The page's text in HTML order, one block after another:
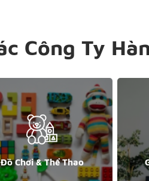
Công Ty
Đồ Chơi & Thể Thao